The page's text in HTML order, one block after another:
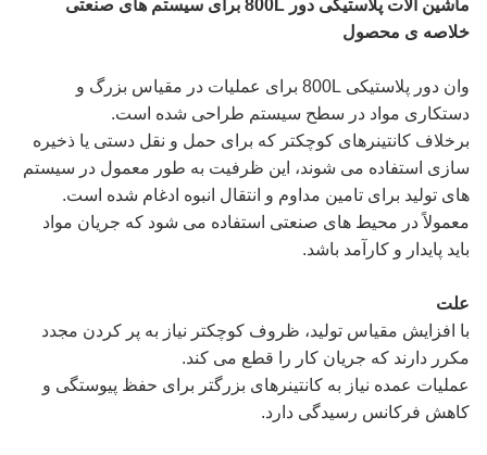
ماشین آلات پلاستیکی دور 800L برای سیستم های صنعتی
خلاصه ی محصول
وان دور پلاستیکی 800L برای عملیات در مقیاس بزرگ و
دستکاری مواد در سطح سیستم طراحی شده است.
برخلاف کانتینرهای کوچکتر که برای حمل و نقل دستی یا ذخیره
سازی استفاده می شوند، این ظرفیت به طور معمول در سیستم
های تولید برای تامین مداوم و انتقال انبوه ادغام شده است.
معمولاً در محیط های صنعتی استفاده می شود که جریان مواد
باید پایدار و کارآمد باشد.
علت
با افزایش مقیاس تولید، ظروف کوچکتر نیاز به پر کردن مجدد
مکرر دارند که جریان کار را قطع می کند.
عملیات عمده نیاز به کانتینرهای بزرگتر برای حفظ پیوستگی و
کاهش فرکانس رسیدگی دارد.